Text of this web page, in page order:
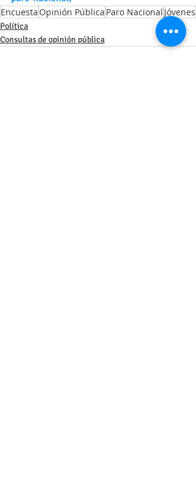
EncuestaOpinión Pública Paro Nacional Jóvenes
Política
Consultas de opinión pública